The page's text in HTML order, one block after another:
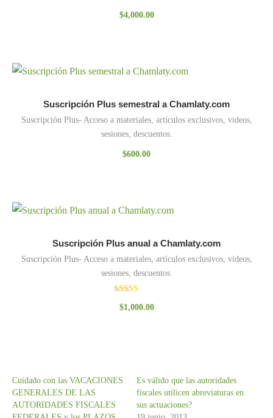
$4,000.00
Suscripción Plus semestral a Chamlaty.com
Suscripción Plus- Acceso a materiales, artículos exclusivos, videos,
sesiones, descuentos.
$600.00
Suscripción Plus anual a Chamlaty.com
Suscripción Plus- Acceso a materiales, artículos exclusivos, videos,
sesiones, descuentos.
con
$1,000.00
Cuidado con las VACACIONES
GENERALES DE LAS
AUTORIDADES FISCALES
Es válido que las autoridades
fiscales utilicen abreviaturas en
sus actuaciones?